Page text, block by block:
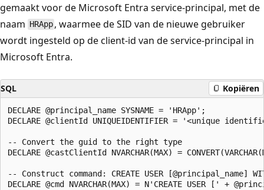
gemaakt voor de Microsoft Entra service-principal, met de
naam HRApp , waarmee de SID van de nieuwe gebruiker
wordt ingesteld op de client-id van de service-principal in
Microsoft Entra.
SQL Kopiëren
DECLARE @principal_name SYSNAME = 'HRApp';
DECLARE @clientId UNIQUEIDENTIFIER =
-- Convert the guid to the right type
DECLARE @castClientId NVARCHAR(MAX) =
-- Construct command: CREATE USER [@principal_name]
DECLARE @cmd NVARCHAR(MAX) = N'CREATE USER ['